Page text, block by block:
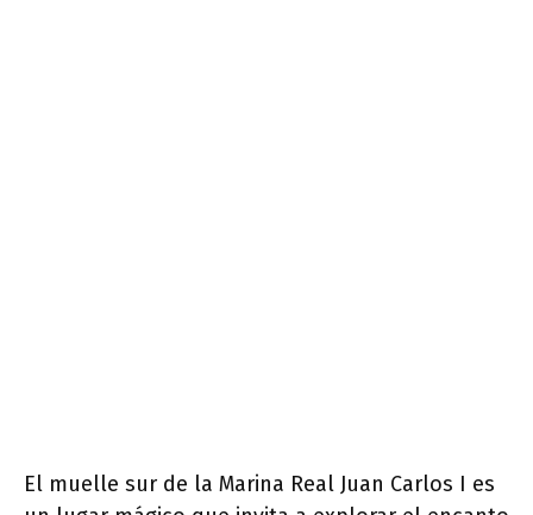
El muelle sur de la Marina Real Juan Carlos I es